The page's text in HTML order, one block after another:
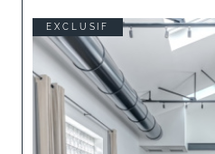
EXCLUSIF